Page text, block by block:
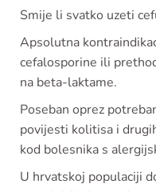
Smije li svatko uzeti
Apsolutna
cefalosporine ili
na beta-laktame.
Poseban oprez
povijesti kolitisa i
kod bolesnika s
U hrvatskoj populaciji